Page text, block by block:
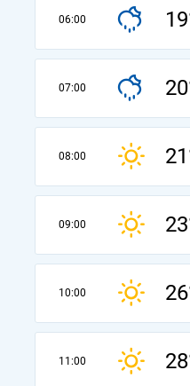
06:00
07:00
08:00
09:00
10:00
11:00